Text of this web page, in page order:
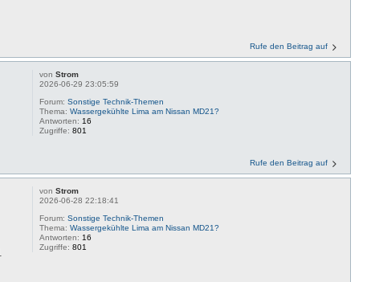
Rufe den Beitrag auf
vonStrom
2026-06-29 23:05:59
Forum:Sonstige Technik-Themen
Thema:Wassergekühlte Lima am Nissan MD21?
Antworten: 16
Zugriffe:801
Rufe den Beitrag auf
vonStrom
2026-06-28 22:18:41
Forum:Sonstige Technik-Themen
Thema:Wassergekühlte Lima am Nissan MD21?
Antworten: 16
Zugriffe:801